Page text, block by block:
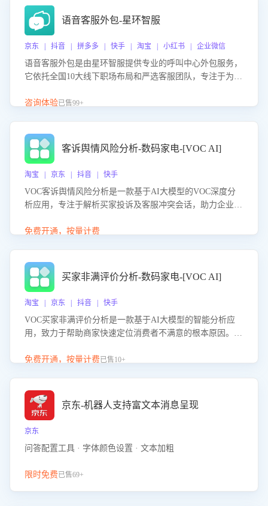
度、客服转化能力及销售业绩。
语音客服外包-星环智服
京东 | 抖音 | 拼多多 | 快手 | 淘宝 | 小红书 | 企业微信
语音客服外包是由星环智服提供专业的呼叫中心外包服务，
它依托全国10大线下职场布局和严选客服团队，专注于为企
客服团队和智能工具提升语音客服服务效率和质量，帮助企
咨询体验已售99+
客诉舆情风险分析-数码家电-[VOC AI]
淘宝 | 京东 | 抖音 | 快手
VOC客诉舆情风险分析是一款基于AI大模型的VOC深度分
析应用，专注于解析买家投诉及客服冲突会话，助力企业精
别客户情绪、归因争议根源，并客观评估客服应对合理性与
能力，阻断差评扩散，维护品牌声誉，实现客户满意度的持
续提升。
免费开通，按量计费
买家非满评价分析-数码家电-[VOC AI]
淘宝 | 京东 | 抖音 | 快手
VOC买家非满评价分析是一款基于AI大模型的智能分析应
用，致力于帮助商家快速定位消费者不满意的根本原因。该
客服原因或其它部门原因，明确责任归属，提供可落地的改
改，有效提升客户满意度和店铺整体服务质量。
免费开通，按量计费已售10+
京东-机器人支持富文本消息呈现
京东
问答配置工具 · 字体颜色设置 · 文本加粗
限时免费已售69+